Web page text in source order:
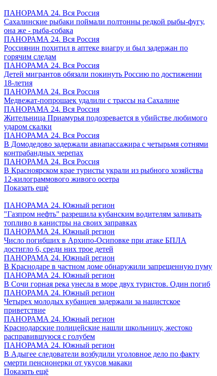
ПАНОРАМА 24. Вся Россия
Сахалинские рыбаки поймали полтонны редкой рыбы-фугу,
она же - рыба-собака
ПАНОРАМА 24. Вся Россия
Россиянин похитил в аптеке виагру и был задержан по
горячим следам
ПАНОРАМА 24. Вся Россия
Детей мигрантов обязали покинуть Россию по достижении
18-летия
ПАНОРАМА 24. Вся Россия
Медвежат-попрошаек удалили с трассы на Сахалине
ПАНОРАМА 24. Вся Россия
Жительница Приамурья подозревается в убийстве любимого
ударом скалки
ПАНОРАМА 24. Вся Россия
В Домодедово задержали авиапассажира с четырьмя сотнями
контрабандных черепах
ПАНОРАМА 24. Вся Россия
В Красноярском крае туристы украли из рыбного хозяйства
12-килограммового живого осетра
Показать ещё
ПАНОРАМА 24. Южный регион
"Газпром нефть" разрешила кубанским водителям заливать
топливо в канистры на своих заправках
ПАНОРАМА 24. Южный регион
Число погибших в Архипо-Осиповке при атаке БПЛА
достигло 6, среди них трое детей
ПАНОРАМА 24. Южный регион
В Краснодаре в частном доме обнаружили запрещенную пуму
ПАНОРАМА 24. Южный регион
В Сочи горная река унесла в море двух туристов. Один погиб
ПАНОРАМА 24. Южный регион
Четырех молодых кубанцев задержали за нацистское
приветствие
ПАНОРАМА 24. Южный регион
Краснодарские полицейские нашли школьницу, жестоко
расправившуюся с голубем
ПАНОРАМА 24. Южный регион
В Адыгее следователи возбудили уголовное дело по факту
смерти пенсионерки от укусов макаки
Показать ещё